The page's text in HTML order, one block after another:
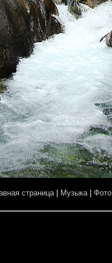
страница| Музыка| Фото